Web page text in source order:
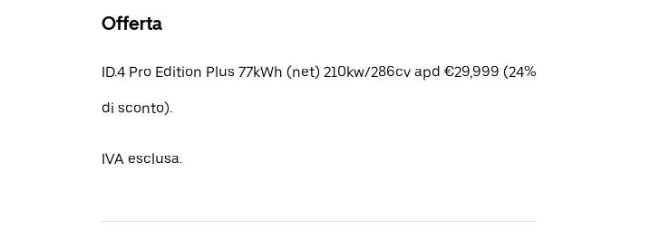
Offerta
ID.4 Pro Edition Plus 77kWh (net) 210kw/286cv apd €29,999 (24%
di sconto).
IVA esclusa.